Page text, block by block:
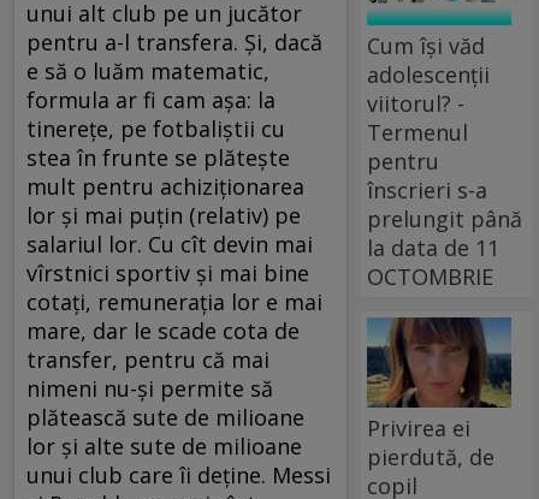
unui alt club pe un jucător
pentru a-l transfera. Şi, dacă
e să o luăm matematic,
formula ar fi cam aşa: la
tinereţe, pe fotbaliştii cu
stea în frunte se plăteşte
mult pentru achiziţionarea
lor şi mai puţin (relativ) pe
salariul lor. Cu cît devin mai
vîrstnici sportiv şi mai bine
cotaţi, remuneraţia lor e mai
mare, dar le scade cota de
transfer, pentru că mai
nimeni nu-şi permite să
plătească sute de milioane
lor şi alte sute de milioane
unui club care îi deţine. Messi
Cum își văd
adolescenții
viitorul? -
Termenul
pentru
înscrieri s-a
prelungit până
la data de 11
OCTOMBRIE
Privirea ei
pierdută, de
copil